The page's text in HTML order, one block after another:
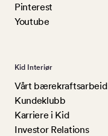
Pinterest
Youtube
Kid Interiør
Vårt bærekraftsarbeid
Kundeklubb
Karriere i Kid
Investor Relations